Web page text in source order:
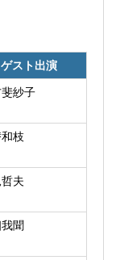
ゲスト出演
紗子
枝
夫
聞